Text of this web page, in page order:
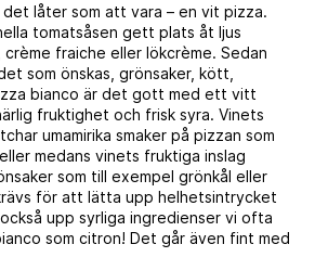
det låter som att vara – en vit pizza.
tomatsåsen gett plats åt ljus
fraiche eller lökcrème. Sedan
som önskas, grönsaker, kött,
bianco är det gott med ett vitt
fruktighet och frisk syra. Vinets
umamirika smaker på pizzan som
medans vinets fruktiga inslag
som till exempel grönkål eller
för att lätta upp helhetsintrycket
upp syrliga ingredienser vi ofta
som citron! Det går även fint med